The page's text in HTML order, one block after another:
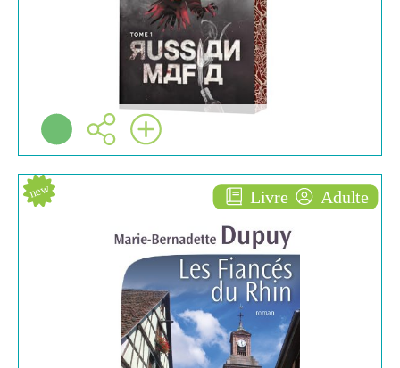
Livre Adulte
new
Les fiancés du rhin
ROMAN
Marie-bernadette DUPUY
Calmann-lévy ( Paris -
2012 )
Plus d'infos